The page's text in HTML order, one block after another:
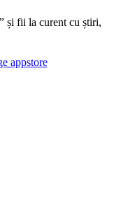
și fii la curent cu știri,